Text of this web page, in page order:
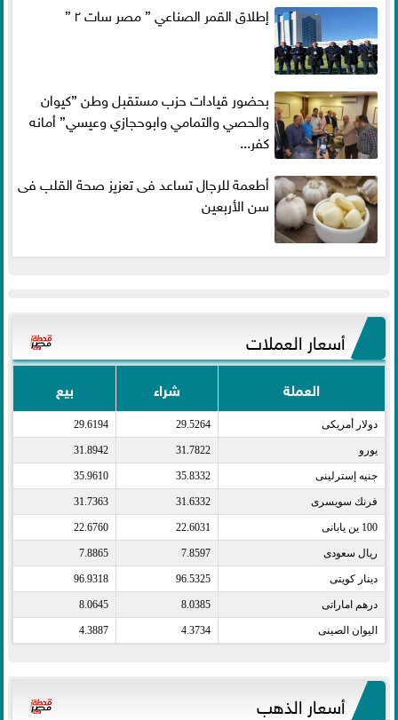
إطلاق القمر الصناعي ” مصر سات ٢ ”
بحضور قيادات حزب مستقبل وطن ”كيوان
والحصي والتمامي وابوحجازي وعيسي” أمانه
كفر...
أطعمة للرجال تساعد فى تعزيز صحة القلب فى
سن الأربعين
أسعار العملات
العملة شراء بيع
دولار أمريكى​ 29.5264
29.6194
يورو​ 31.7822
31.8942
جنيه إسترلينى​ 35.8332
35.9610
فرنك سويسرى​ 31.6332
31.7363
100 ين يابانى​ 22.6031
22.6760
ريال سعودى​ 7.8597
7.8865
دينار كويتى​ 96.5325
96.9318
درهم اماراتى​ 8.0385
8.0645
اليوان الصينى​ 4.3734
4.3887
أسعار الذهب